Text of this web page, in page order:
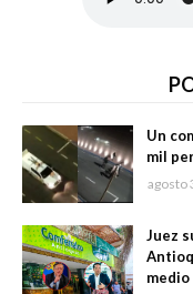
Un
mil
agosto
Juez